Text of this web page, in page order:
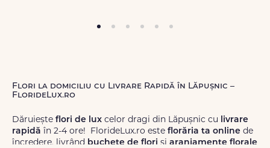
Flori la domiciliu cu Livrare Rapidă în Lăpușnic –
FlorideLux.ro
Dăruiește flori de lux celor dragi din Lăpușnic cu livrare
rapidă în 2-4 ore! FlorideLux.ro este florăria ta online de
încredere, livrând buchete de flori și aranjamente florale